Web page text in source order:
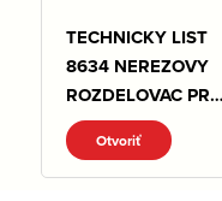
TECHNICKY LIST
8634 NEREZOVY
ROZDELOVAC PRE
VT.pdf
Otvoriť